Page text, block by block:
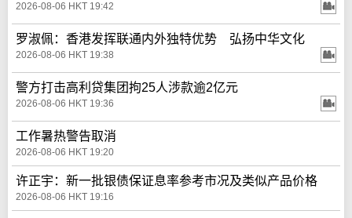
2026-08-06 HKT 19:42
罗淑佩：香港发挥联通内外独特优势 弘扬中华文化
2026-08-06 HKT 19:38
警方打击高利贷集团拘25人涉款逾2亿元
2026-08-06 HKT 19:36
工作暑热警告取消
2026-08-06 HKT 19:20
许正宇：新一批银债保证息率参考市况及类似产品价格
2026-08-06 HKT 19:16